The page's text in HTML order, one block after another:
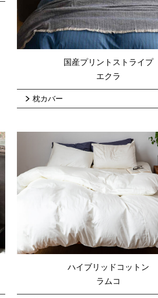
国産プリントストライプ
エクラ
枕カバー
ハイブリッドコットン
ラムコ